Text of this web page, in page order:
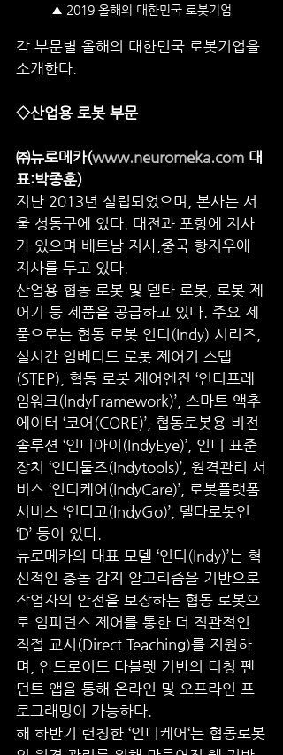
▲ 2019 올해의 대한민국 로봇기업
각 부문별 올해의 대한민국 로봇기업을
소개한다.
◇산업용 로봇 부문
㈜뉴로메카(www.neuromeka.com 대
표:박종훈)
지난 2013년 설립되었으며, 본사는 서
울 성동구에 있다. 대전과 포항에 지사
가 있으며 베트남 지사,중국 항저우에
지사를 두고 있다.
산업용 협동 로봇 및 델타 로봇, 로봇 제
어기 등 제품을 공급하고 있다. 주요 제
품으로는 협동 로봇 인디(Indy) 시리즈,
실시간 임베디드 로봇 제어기 스텝
(STEP), 협동 로봇 제어엔진 ‘인디프레
임워크(IndyFramework)’, 스마트 액추
에이터 ‘코어(CORE)’, 협동로봇용 비전
솔루션 ‘인디아이(IndyEye)’, 인디 표준
장치 ‘인디툴즈(Indytools)’, 원격관리 서
비스 ‘인디케어(IndyCare)’, 로봇플랫폼
서비스 ‘인디고(IndyGo)’, 델타로봇인
‘D’ 등이 있다.
뉴로메카의 대표 모델 ‘인디(Indy)’는 혁
신적인 충돌 감지 알고리즘을 기반으로
작업자의 안전을 보장하는 협동 로봇으
로 임피던스 제어를 통한 더 직관적인
직접 교시(Direct Teaching)를 지원하
며, 안드로이드 타블렛 기반의 티칭 펜
던트 앱을 통해 온라인 및 오프라인 프
로그래밍이 가능하다.
해 하반기 런칭한 ‘인디케어‘는 협동로봇